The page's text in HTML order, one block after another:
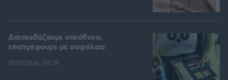
Διασκεδάζουμε υπεύθυνα,
επιστρέφουμε με ασφάλεια
29.07.2026, 09:39